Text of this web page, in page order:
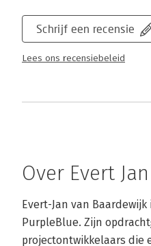
Schrijf een recensie
Lees ons recensiebeleid
Over Evert
Evert-Jan van
PurpleBlue. Zijn
projectontwikkelaars die